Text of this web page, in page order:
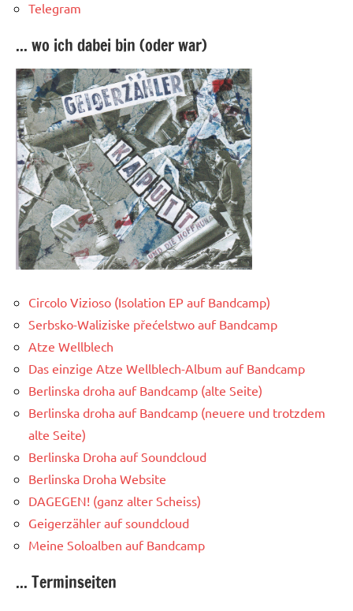
Telegram
... wo ich dabei bin (oder war)
Circolo Vizioso (Isolation EP auf Bandcamp)
Serbsko-Waliziske přećelstwo auf Bandcamp
Atze Wellblech
Das einzige Atze Wellblech-Album auf Bandcamp
Berlinska droha auf Bandcamp (alte Seite)
Berlinska droha auf Bandcamp (neuere und trotzdem
alte Seite)
Berlinska Droha auf Soundcloud
Berlinska Droha Website
DAGEGEN! (ganz alter Scheiss)
Geigerzähler auf soundcloud
Meine Soloalben auf Bandcamp
... Terminseiten